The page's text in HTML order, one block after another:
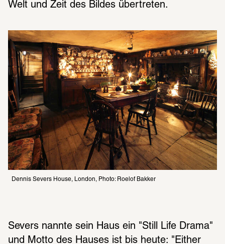
Welt und Zeit des Bildes übertreten.
Dennis Severs House, London, Photo: Roelof Bakker
Severs nannte sein Haus ein "Still Life Drama"
und Motto des Hauses ist bis heute: "Either